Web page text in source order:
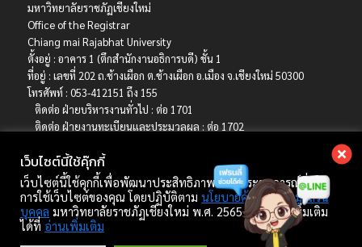
มหาวิทยาลัยราชภัฏเชียงใหม่
Office of the Registrar
Chiang mai Rajabhat University
ตั้งอยู่ : อาคาร 1 (ตึกสำนักงานอธิการบดี) ชั้น 1
ที่อยู่ : เลขที่ 202 ถ.ช้างเผือก ต.ช้างเผือก อ.เมือง จ.เชียงใหม่ 50300
โทรศัพท์ : 053-412151 ถึง 155
ติดต่อ ฝ่ายบริหารงานทั่วไป : ต่อ 1701
ติดต่อ ฝ่ายงานทะเบียนและประมวลผล : ต่อ 1702
ติดต่อ ฝ่ายรับเข้าศึกษา : ต่อ 1704
เบอร์มือถือ : 06-4786-8392
E-mail : registrar@cmru.ac.th
Copyright © 2022 สำนักทะเบียนและประมวลผล มหาวิทยาลัยราชภัฏเชียงใหม่.
เว็บไซต์นี้ใช้คุ๊กกี้
เว็บไซต์นี้ใช้คุกกี้เพื่อพัฒนาประสิทธิภาพ และประสบการณ์ที่ดีใน
การใช้เว็บไซต์ของคุณ โดยปฏิบัติตาม นโยบายคุ้มครองข้อมูลส่วน
บุคคล มหาวิทยาลัยราชภัฏเชียงใหม่ พ.ศ. 2565 ศึกษาเพิ่มเติม
ได้ที่ อ่านเพิ่มเติม